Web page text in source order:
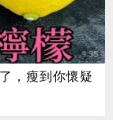
，瘦到你懷疑